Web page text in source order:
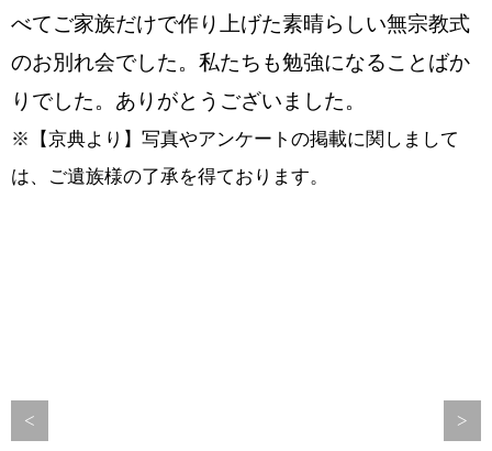
べてご家族だけで作り上げた素晴らしい無宗教式
のお別れ会でした。私たちも勉強になることばか
りでした。ありがとうございました。
※【京典より】写真やアンケートの掲載に関しまして
は、ご遺族様の了承を得ております。
< >